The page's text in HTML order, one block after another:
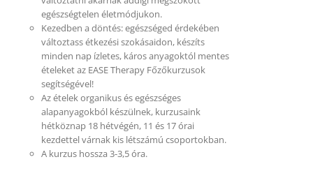
egészségtelen életmódjukon.
Kezedben a döntés: egészséged érdekében
változtass étkezési szokásaidon, készíts
minden nap ízletes, káros anyagoktól mentes
ételeket az EASE Therapy Főzőkurzusok
segítségével!
Az ételek organikus és egészséges
alapanyagokból készülnek, kurzusaink
hétköznap 18 hétvégén, 11 és 17 órai
kezdettel várnak kis létszámú csoportokban.
A kurzus hossza 3-3,5 óra.